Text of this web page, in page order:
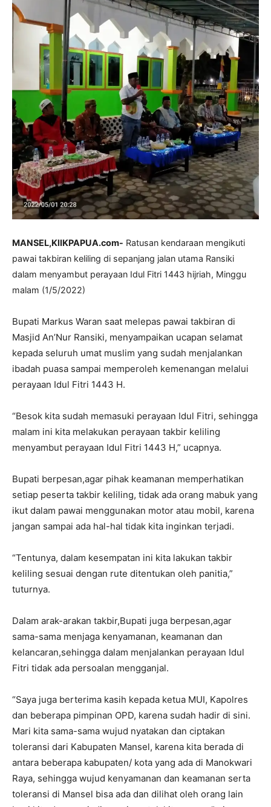
MANSEL,KlIKPAPUA.com- Ratusan kendaraan mengikuti
pawai takbiran keliling di sepanjang jalan utama Ransiki
dalam menyambut perayaan Idul Fitri 1443 hijriah, Minggu
malam (1/5/2022)
Bupati Markus Waran saat melepas pawai takbiran di
Masjid An’Nur Ransiki, menyampaikan ucapan selamat
kepada seluruh umat muslim yang sudah menjalankan
ibadah puasa sampai memperoleh kemenangan melalui
perayaan Idul Fitri 1443 H.
“Besok kita sudah memasuki perayaan Idul Fitri, sehingga
malam ini kita melakukan perayaan takbir keliling
menyambut perayaan Idul Fitri 1443 H,” ucapnya.
Bupati berpesan,agar pihak keamanan memperhatikan
setiap peserta takbir keliling, tidak ada orang mabuk yang
ikut dalam pawai menggunakan motor atau mobil, karena
jangan sampai ada hal-hal tidak kita inginkan terjadi.
“Tentunya, dalam kesempatan ini kita lakukan takbir
keliling sesuai dengan rute ditentukan oleh panitia,”
tuturnya.
Dalam arak-arakan takbir,Bupati juga berpesan,agar
sama-sama menjaga kenyamanan, keamanan dan
kelancaran,sehingga dalam menjalankan perayaan Idul
Fitri tidak ada persoalan mengganjal.
“Saya juga berterima kasih kepada ketua MUI, Kapolres
dan beberapa pimpinan OPD, karena sudah hadir di sini.
Mari kita sama-sama wujud nyatakan dan ciptakan
toleransi dari Kabupaten Mansel, karena kita berada di
antara beberapa kabupaten/ kota yang ada di Manokwari
Raya, sehingga wujud kenyamanan dan keamanan serta
toleransi di Mansel bisa ada dan dilihat oleh orang lain